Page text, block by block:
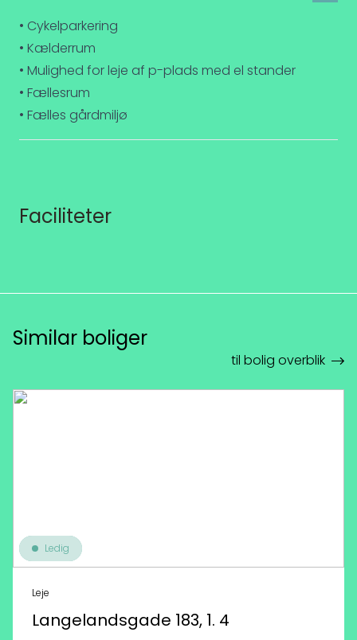
• Cykelparkering
• Kælderrum
• Mulighed for leje af p-plads med el stander
• Fællesrum
• Fælles gårdmiljø
Faciliteter
Similar boliger
til bolig overblik
Ledig
Leje
Langelandsgade 183, 1. 4